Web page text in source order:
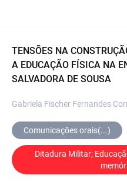
TENSÕES NA
A EDUCAÇÃO FÍSICA NA
SALVADORA DE SOUSA
Gabriela Fischer Fernandes
Comunicações orais(...)
Ditadura Militar;